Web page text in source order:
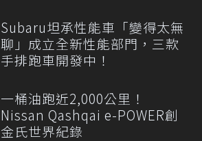
Subaru坦承性能車「變得太無
聊」成立全新性能部門，三款
手排跑車開發中！
一桶油跑近2,000公里！
Nissan Qashqai e-POWER創
金氏世界紀錄